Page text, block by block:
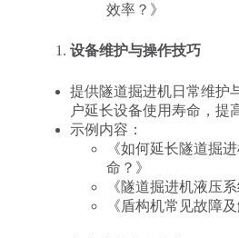
效率？》
设备维护与操作技巧
提供隧道掘进机日常维护
户延长设备使用寿命，提
示例内容：
《如何延长隧道掘
命？》
《隧道掘进机液压
《盾构机常见故障及